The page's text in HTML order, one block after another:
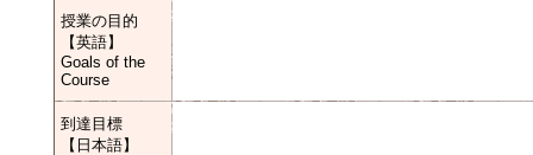
授業の目的
【英語】
Goals of the
Course
到達目標
【日本語】